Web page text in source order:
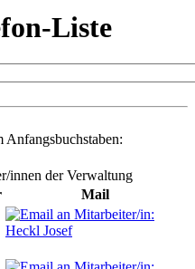
Liste
Anfangsbuchstaben:
innen der Verwaltung
Mail